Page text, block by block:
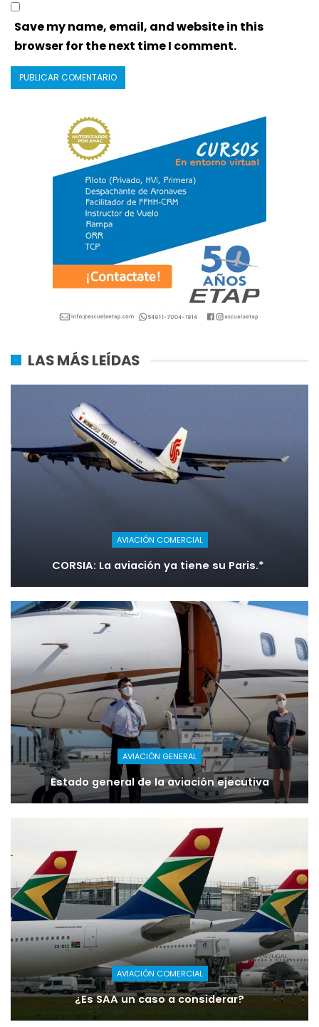
Save my name, email, and website in this
browser for the next time I comment.
LAS MÁS LEÍDAS
AVIACIÓN COMERCIAL
CORSIA: La aviación ya tiene su Paris.*
AVIACIÓN GENERAL
Estado general de la aviación ejecutiva
AVIACIÓN COMERCIAL
¿Es SAA un caso a considerar?